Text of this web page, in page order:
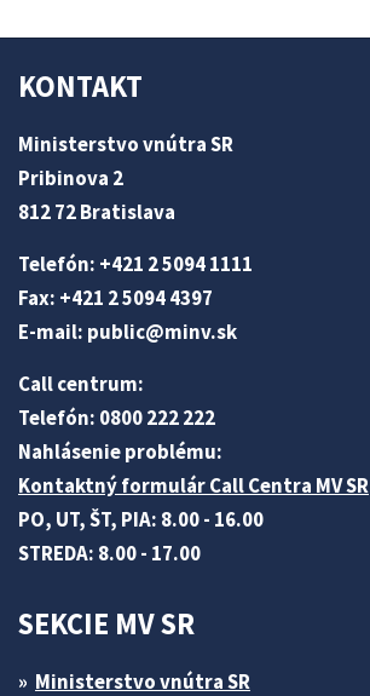
KONTAKT
Ministerstvo vnútra SR
Pribinova 2
812 72 Bratislava
Telefón: +421 2 5094 1111
Fax: +421 2 5094 4397
E-mail: public@minv.sk
Call centrum:
Telefón: 0800 222 222
Nahlásenie problému:
Kontaktný formulár Call Centra MV SR
PO, UT, ŠT, PIA: 8.00 - 16.00
STREDA: 8.00 - 17.00
SEKCIE MV SR
Ministerstvo vnútra SR